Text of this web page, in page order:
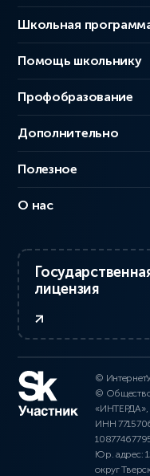
Школьная
Помощь школьнику
Профобразование
Дополнительно
Полезное
О нас
лицензия
©
© Общество
«ИНТЕРДА»,
ИНН
Юр. адрес:
округ